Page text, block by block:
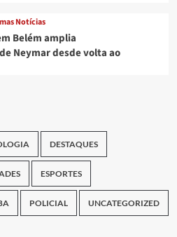
Notícias
Belém amplia
Neymar desde volta ao
DESTAQUES
ESPORTES
POLICIAL UNCATEGORIZED